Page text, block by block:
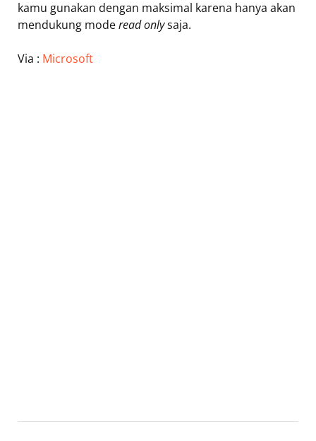
kamu gunakan dengan maksimal karena hanya akan
mendukung moderead onlysaja.
Via : Microsoft